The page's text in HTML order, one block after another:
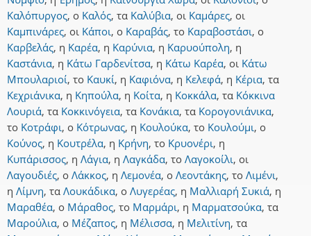
Καλόπυργος, ο Καλός, τα Καλύβια, οι Καμάρες, οι
Καμπινάρες, οι Κάποι, ο Καραβάς, το Καραβοστάσι, ο
Καρβελάς, η Καρέα, η Καρύνια, η Καρυούπολη, η
Καστάνια, η Κάτω Γαρδενίτσα, η Κάτω Καρέα, οι Κάτω
Μπουλαριοί, το Καυκί, η Καφιόνα, η Κελεφά, η Κέρια, τα
Κεχριάνικα, η Κηπούλα, η Κοίτα, η Κοκκάλα, τα Κόκκινα
Λουριά, τα Κοκκινόγεια, τα Κονάκια, τα Κορογονιάνικα,
το Κοτράφι, ο Κότρωνας, η Κουλούκα, το Κουλούμι, ο
Κούνος, η Κουτρέλα, η Κρήνη, το Κρυονέρι, η
Κυπάρισσος, η Λάγια, η Λαγκάδα, το Λαγοκοίλι, οι
Λαγουδιές, ο Λάκκος, η Λεμονέα, ο Λεοντάκης, το Λιμένι,
η Λίμνη, τα Λουκάδικα, ο Λυγερέας, η Μαλλιαρή Συκιά, η
Μαραθέα, ο Μάραθος, το Μαρμάρι, η Μαρματσούκα, τα
Μαρούλια, ο Μέζαπος, η Μέλισσα, η Μελιτίνη, τα